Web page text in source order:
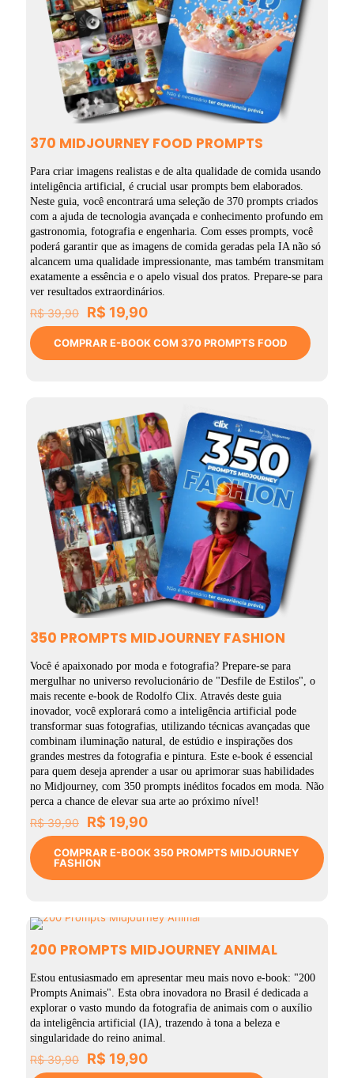
370 MIDJOURNEY FOOD PROMPTS
Para criar imagens realistas e de alta qualidade de comida usando
inteligência artificial, é crucial usar prompts bem elaborados.
Neste guia, você encontrará uma seleção de 370 prompts criados
com a ajuda de tecnologia avançada e conhecimento profundo em
gastronomia, fotografia e engenharia. Com esses prompts, você
poderá garantir que as imagens de comida geradas pela IA não só
alcancem uma qualidade impressionante, mas também transmitam
exatamente a essência e o apelo visual dos pratos. Prepare-se para
ver resultados extraordinários.
R$39,90
O
preço
original
era:
R$ 19,90O
preço
atual
é:
COMPRAR E-BOOK COM 370 PROMPTS FOOD
350 PROMPTS MIDJOURNEY FASHION
Você é apaixonado por moda e fotografia? Prepare-se para
mergulhar no universo revolucionário de "Desfile de Estilos", o
mais recente e-book de Rodolfo Clix. Através deste guia
inovador, você explorará como a inteligência artificial pode
transformar suas fotografias, utilizando técnicas avançadas que
combinam iluminação natural, de estúdio e inspirações dos
grandes mestres da fotografia e pintura. Este e-book é essencial
para quem deseja aprender a usar ou aprimorar suas habilidades
no Midjourney, com 350 prompts inéditos focados em moda. Não
perca a chance de elevar sua arte ao próximo nível!
R$39,90
O
preço
original
era:
R$ 39,90.
R$ 19,90O
preço
atual
R$ 19,90.
COMPRAR E-BOOK 350 PROMPTS MIDJOURNEY
FASHION
200 PROMPTS MIDJOURNEY ANIMAL
Estou entusiasmado em apresentar meu mais novo e-book: "200
Prompts Animais". Esta obra inovadora no Brasil é dedicada a
explorar o vasto mundo da fotografia de animais com o auxílio
da inteligência artificial (IA), trazendo à tona a beleza e
singularidade do reino animal.
R$39,90
O
preço
R$ 19,90O
preço